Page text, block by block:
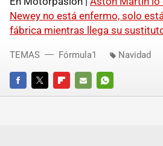
Newey no está enfermo, solo
fábrica mientras llega su
FACEBOOKTWITTERFLIPBOARD
E-
WHATSAPP
TEMAS Fórmula1 Navidad